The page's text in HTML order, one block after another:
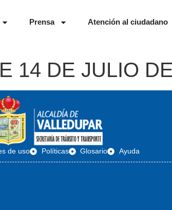
Prensa Atención al ciudadano
14 DE JULIO
de uso Políticas Glosario Ayuda